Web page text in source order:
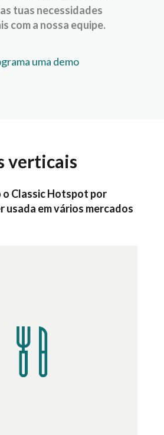
tuas necessidades
com a nossa equipe.
uma demo
verticais
o Classic Hotspot por
usada em vários mercados